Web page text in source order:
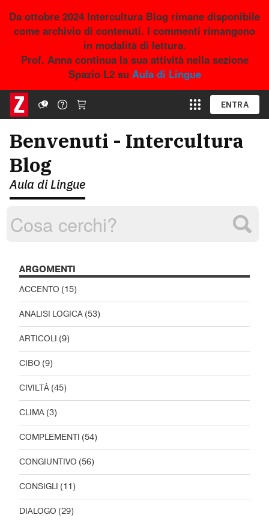
Da ottobre 2024 Intercultura Blog rimane disponibile
come archivio di contenuti. I commenti rimangono
in modalità di lettura.
Prof. Anna continua la sua attività nella sezione
Spazio L2 su Aula di Lingue
ENTRA
Benvenuti - Intercultura
Blog
Aula di Lingue
ARGOMENTI
ACCENTO (15)
ANALISI LOGICA (53)
ARTICOLI (9)
CIBO (9)
CIVILTÀ (45)
CLIMA (3)
COMPLEMENTI (54)
CONGIUNTIVO (56)
CONSIGLI (11)
DIALOGO (29)